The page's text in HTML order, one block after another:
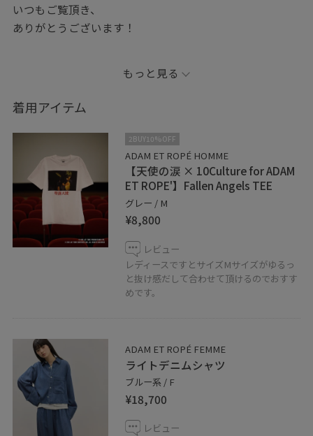
いつもご覧頂き、
ありがとうございます！
赤カラーアイテムで夏の
お出かけコーデを組みました。
tシャツは赤字で書かれたデザイン
がポイントでかわいいですよ。
是非店頭にてお試しください。
サンダル(SALONDEJU)
品番:EUA16030
価格:¥59.400+tax in
サイズ:36・37・38
instagram →mumu040806
○LINE接客はじめました！
聞きたいことはあるけど電話するお時間がない方やこの
時期なかなか外に出られない方など。お取り置きや通販
もお伺い出来ます！是非、お気軽にメッセージ送ってく
ださい。
もっと見る
着用アイテム
2BUY10%OFF
ADAM ET ROPÉ HOMME
【天使の涙 × 10Culture for ADAM
ET ROPE'】Fallen Angels TEE
グレー / M
¥8,800
レビュー
レディースですとサイズMサイズがゆるっ
と抜け感だして合わせて頂けるのでおすす
めです。
ADAM ET ROPÉ FEMME
ライトデニムシャツ
ブルー系 / F
¥18,700
レビュー